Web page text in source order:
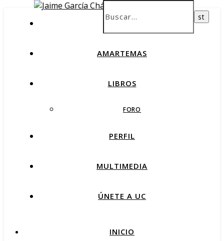
AMARTEMAS
LIBROS
FORO
PERFIL
MULTIMEDIA
ÚNETE A UC
INICIO